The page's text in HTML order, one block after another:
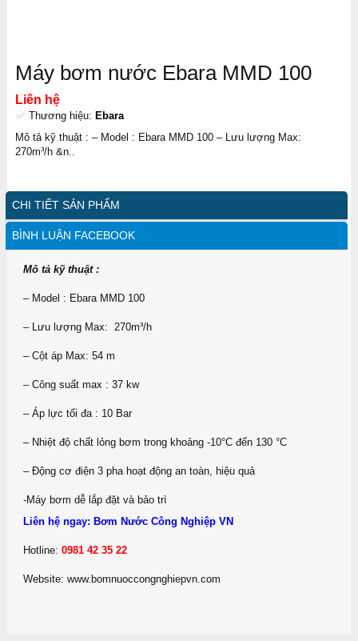
Máy bơm nước Ebara MMD 100
Liên hệ
Thương hiệu: Ebara
Mô tả kỹ thuật : – Model : Ebara MMD 100 – Lưu lượng Max:
270m³/h &n..
CHI TIẾT SẢN PHẨM
BÌNH LUẬN FACEBOOK
Mô tả kỹ thuật :
– Model : Ebara MMD 100
– Lưu lượng Max: 270m³/h
– Cột áp Max: 54 m
– Công suất max : 37 kw
– Áp lực tối đa : 10 Bar
– Nhiệt độ chất lỏng bơm trong khoảng -10°C đến 130 °C
– Động cơ điện 3 pha hoạt động an toàn, hiệu quả
-Máy bơm dễ lắp đặt và bảo trì
Liên hệ ngay: Bơm Nước Công Nghiệp VN
Hotline: 0981 42 35 22
Website: www.bomnuoccongnghiepvn.com